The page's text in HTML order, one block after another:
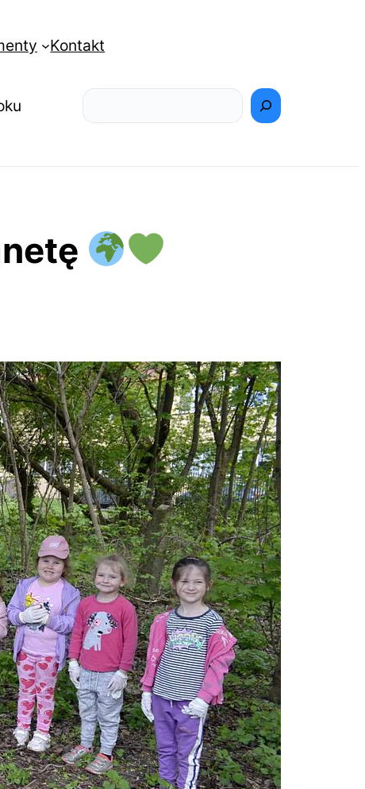
Kontakt